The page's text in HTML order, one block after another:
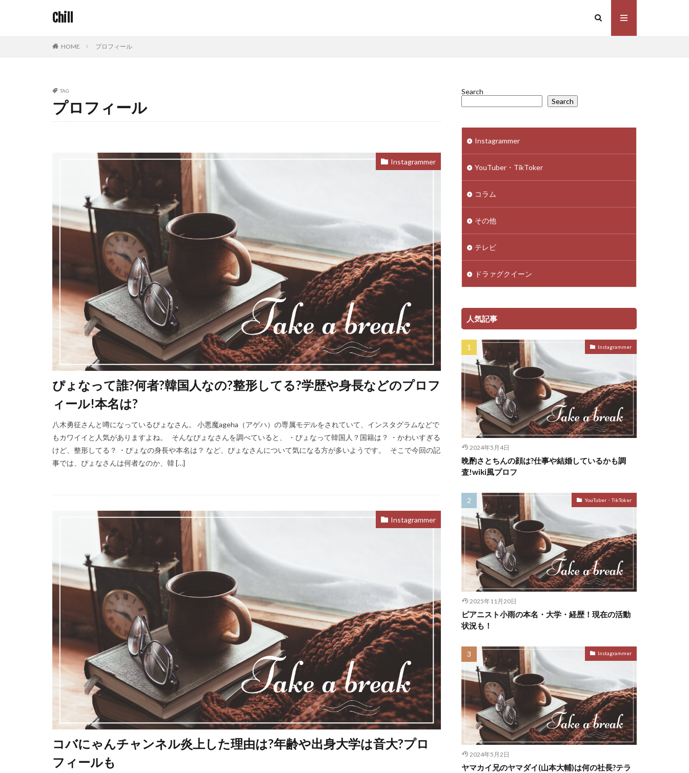
Chill
HOME プロフィール
TAG
プロフィール
Instagrammer
ぴょなって誰?何者?韓国人なの?整形してる?学歴や身長などのプロフ
ィール!本名は?
八木勇征さんと噂になっているぴょなさん。 小悪魔ageha（アゲハ）の専属モデルをされていて、インスタグラムなどで
もカワイイと人気がありますよね。 そんなぴょなさんを調べていると、 ・ぴょなって韓国人？国籍は？ ・かわいすぎる
けど、整形してる？ ・ぴょなの身長や本名は？ など、ぴょなさんについて気になる方が多いようです。 そこで今回の記
事では、ぴょなさんは何者なのか、韓 […]
Instagrammer
コバにゃんチャンネル炎上した理由は?年齢や出身大学は音大?プロ
フィールも
Search
Search
Instagrammer
YouTuber・TikToker
コラム
その他
テレビ
ドラァグクイーン
人気記事
Instagrammer
2024年5月4日
晩酌さとちんの顔は?仕事や結婚しているかも調
査!wiki風プロフ
YouTuber・TikToker
2025年11月20日
ピアニスト小雨の本名・大学・経歴！現在の活動
状況も！
Instagrammer
2024年5月2日
ヤマカイ兄のヤマダイ(山本大輔)は何の社長?テラ